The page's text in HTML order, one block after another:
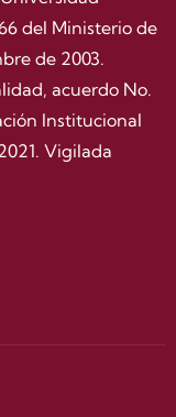
del Ministerio de
de 2003.
acuerdo No.
Institucional
Vigilada